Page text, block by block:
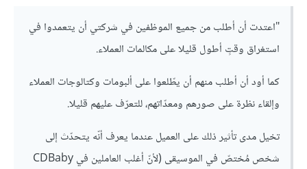
"اعتدت أن أطلب من جميع الموظفين في شركتي أن يتعمدوا في
استغراق وقتٍ أطول قليلا على مكالمات العملاء.
كما أود أن أطلب منهم أن يطّلعوا على ألبومات وكتالوجات العملاء
وإلقاء نظرة على صورهم ومعدّاتهم، للتعرّف عليهم قليلا.
تخيل مدى تأثير ذلك على العميل عندما يعرف أنّه يتحدّث إلى
شخص مُختصّ في الموسيقى (لأنّ أغلب العاملين في CDBaby